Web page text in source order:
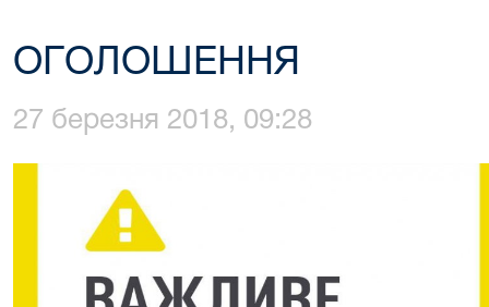
ОГОЛОШЕННЯ
27 березня 2018, 09:28